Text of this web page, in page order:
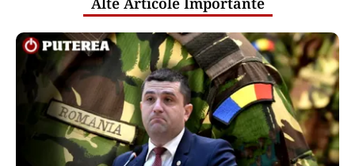
un stoc de peste 1.000 de tone
Puterea Financiara
Impactul economic al verii infernale
europene: căldura extremă începe să
lovească direct economia
Oficiuldestiri.ro
Atacurile cibernetice expun
vulnerabilitățile statului român: ANP
repetă scenariul e‑Terra. Ce ascund